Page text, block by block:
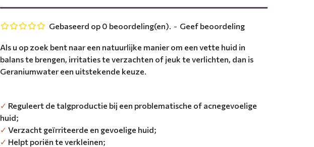
Als u op zoek bent naar een natuurlijke manier om een ​​vette huid in
balans te brengen, irritaties te verzachten of jeuk te verlichten, dan is
Geraniumwater een uitstekende keuze.
✓ Reguleert de talgproductie bij een problematische of acnegevoelige
huid;
✓ Verzacht geïrriteerde en gevoelige huid;
✓ Helpt poriën te verkleinen;
Gebaseerd op 0 beoordeling(en). - Geef beoordeling